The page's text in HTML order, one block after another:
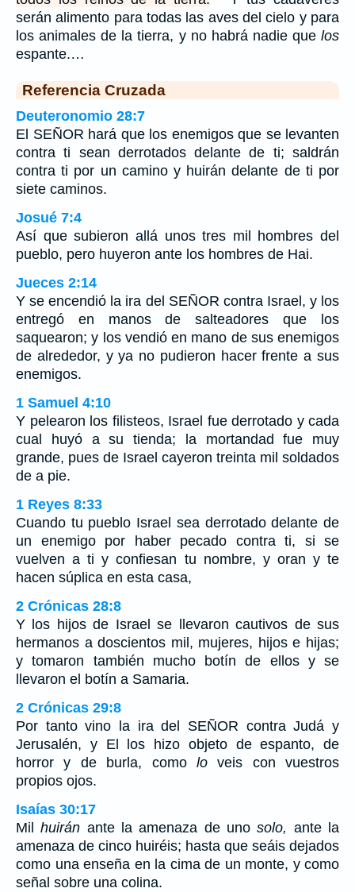
serán alimento para todas las aves del cielo y para
los animales de la tierra, y no habrá nadie que los
espante.…
Referencia Cruzada
Deuteronomio 28:7
El SEÑOR hará que los enemigos que se levanten
contra ti sean derrotados delante de ti; saldrán
contra ti por un camino y huirán delante de ti por
siete caminos.
Josué 7:4
Así que subieron allá unos tres mil hombres del
pueblo, pero huyeron ante los hombres de Hai.
Jueces 2:14
Y se encendió la ira del SEÑOR contra Israel, y los
entregó en manos de salteadores que los
saquearon; y los vendió en mano de sus enemigos
de alrededor, y ya no pudieron hacer frente a sus
enemigos.
1 Samuel 4:10
Y pelearon los filisteos, Israel fue derrotado y cada
cual huyó a su tienda; la mortandad fue muy
grande, pues de Israel cayeron treinta mil soldados
de a pie.
1 Reyes 8:33
Cuando tu pueblo Israel sea derrotado delante de
un enemigo por haber pecado contra ti, si se
vuelven a ti y confiesan tu nombre, y oran y te
hacen súplica en esta casa,
2 Crónicas 28:8
Y los hijos de Israel se llevaron cautivos de sus
hermanos a doscientos mil, mujeres, hijos e hijas;
y tomaron también mucho botín de ellos y se
llevaron el botín a Samaria.
2 Crónicas 29:8
Por tanto vino la ira del SEÑOR contra Judá y
Jerusalén, y El los hizo objeto de espanto, de
horror y de burla, como loveis con vuestros
propios ojos.
Isaías 30:17
Milhuirán ante la amenaza de unosolo, ante la
amenaza de cinco huiréis; hasta que seáis dejados
como una enseña en la cima de un monte, y como
señal sobre una colina.